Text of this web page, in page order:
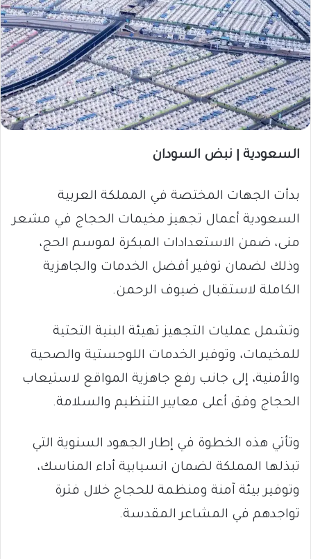
السعودية | نبض السودان
بدأت الجهات المختصة في المملكة العربية
السعودية أعمال تجهيز مخيمات الحجاج في مشعر
منى، ضمن الاستعدادات المبكرة لموسم الحج،
وذلك لضمان توفير أفضل الخدمات والجاهزية
الكاملة لاستقبال ضيوف الرحمن.
وتشمل عمليات التجهيز تهيئة البنية التحتية
للمخيمات، وتوفير الخدمات اللوجستية والصحية
والأمنية، إلى جانب رفع جاهزية المواقع لاستيعاب
الحجاج وفق أعلى معايير التنظيم والسلامة.
وتأتي هذه الخطوة في إطار الجهود السنوية التي
تبذلها المملكة لضمان انسيابية أداء المناسك،
وتوفير بيئة آمنة ومنظمة للحجاج خلال فترة
تواجدهم في المشاعر المقدسة.